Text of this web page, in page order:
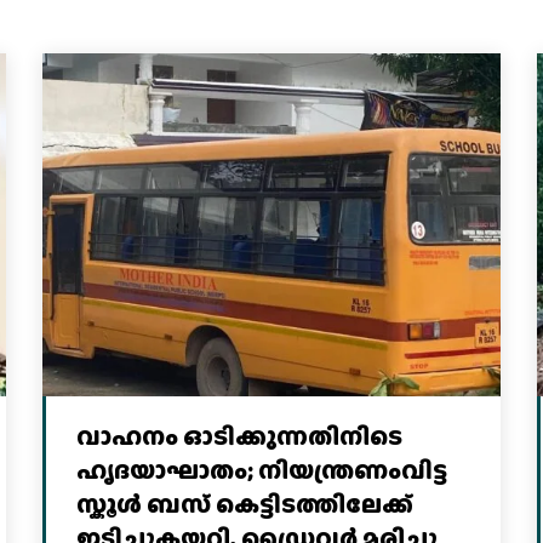
വാഹനം ഓടിക്കുന്നതിനിടെ
ഹൃദയാഘാതം; നിയന്ത്രണംവിട്ട
സ്കൂൾ ബസ് കെട്ടിടത്തിലേക്ക്